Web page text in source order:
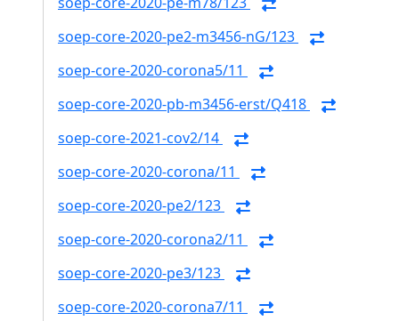
soep-core-2020-pe2-m3456-nG/123
soep-core-2020-corona5/11
soep-core-2020-pb-m3456-erst/Q418
soep-core-2021-cov2/14
soep-core-2020-corona/11
soep-core-2020-pe2/123
soep-core-2020-corona2/11
soep-core-2020-pe3/123
soep-core-2020-corona7/11